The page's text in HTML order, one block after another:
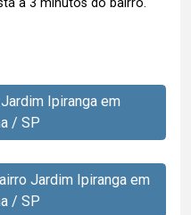
a 3 minutos do bairro.
Ipiranga em
/ SP
Jardim Ipiranga em
/ SP